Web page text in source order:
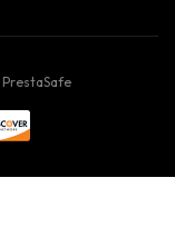
PrestaSafe